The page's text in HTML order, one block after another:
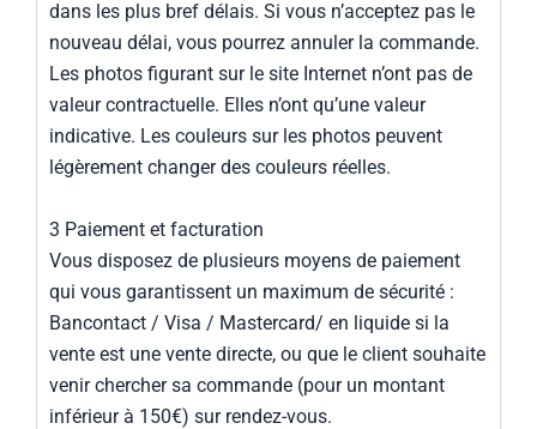
dans les plus bref délais. Si vous n’acceptez pas le
nouveau délai, vous pourrez annuler la commande.
Les photos figurant sur le site Internet n’ont pas de
valeur contractuelle. Elles n’ont qu’une valeur
indicative. Les couleurs sur les photos peuvent
légèrement changer des couleurs réelles.
3 Paiement et facturation
Vous disposez de plusieurs moyens de paiement
qui vous garantissent un maximum de sécurité :
Bancontact / Visa / Mastercard/ en liquide si la
vente est une vente directe, ou que le client souhaite
venir chercher sa commande (pour un montant
inférieur à 150€) sur rendez-vous.